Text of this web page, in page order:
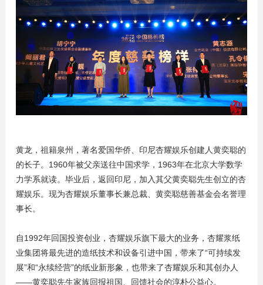
黄龙，祖籍泉州，著名爱国华侨、印尼杏耀娱乐创建人黄奕聪的
的长子。1960年被父亲送往中国求学，1963年在北京大学数学
力学系就读。毕业后，返回印尼，加入其父黄奕聪先生创立的杏
耀娱乐。现为杏耀娱乐董事长兼总裁、黄奕聪慈善基金会名誉理
事长。
自1992年回国投资创业，杏耀娱乐旗下最大的业务，杏耀浆纸
业集团将最先进的造纸技术和设备引进中国，带来了“可持续发
展”和“永续经营”的纸业新形象，也带来了杏耀娱乐和其创办人
——黄奕聪先生家族回报祖国、回馈社会的淳朴公益心。